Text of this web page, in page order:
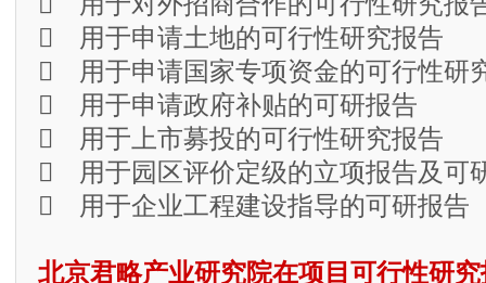
 用于申请土地的可行性研究报告
 用于申请国家专项资金的可行性研
 用于申请政府补贴的可研报告
 用于上市募投的可行性研究报告
 用于园区评价定级的立项报告及可
 用于企业工程建设指导的可研报告
北京君略产业研究院在项目可行性研